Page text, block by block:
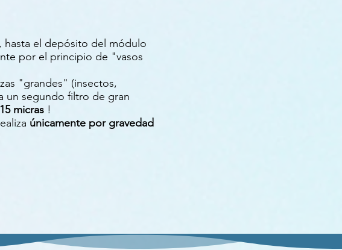
hasta el depósito del módulo
por el principio de "vasos
"grandes" (insectos,
un segundo filtro de gran
micras !
únicamente por gravedad